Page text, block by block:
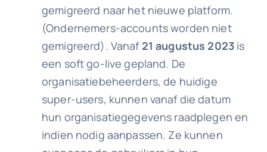
gemigreerd naar het nieuwe platform.
(Ondernemers-accounts worden niet
gemigreerd). Vanaf 21 augustus 2023 is
een soft go-live gepland. De
organisatiebeheerders, de huidige
super-users, kunnen vanaf die datum
hun organisatiegegevens raadplegen en
indien nodig aanpassen. Ze kunnen